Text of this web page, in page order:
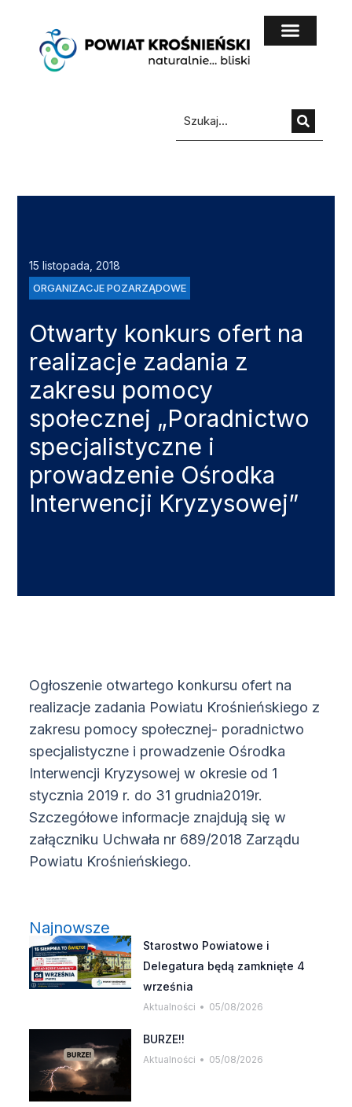
15 listopada, 2018
ORGANIZACJE POZARZĄDOWE
Otwarty konkurs ofert na
realizacje zadania z
zakresu pomocy
społecznej „Poradnictwo
specjalistyczne i
prowadzenie Ośrodka
Interwencji Kryzysowej”
Ogłoszenie otwartego konkursu ofert na
realizacje zadania Powiatu Krośnieńskiego z
zakresu pomocy społecznej- poradnictwo
specjalistyczne i prowadzenie Ośrodka
Interwencji Kryzysowej w okresie od 1
stycznia 2019 r. do 31 grudnia2019r.
Szczegółowe informacje znajdują się w
załączniku Uchwała nr 689/2018 Zarządu
Powiatu Krośnieńskiego.
Najnowsze
Starostwo Powiatowe i
Delegatura będą zamknięte 4
września
Aktualności 05/08/2026
BURZE!!
Aktualności 05/08/2026